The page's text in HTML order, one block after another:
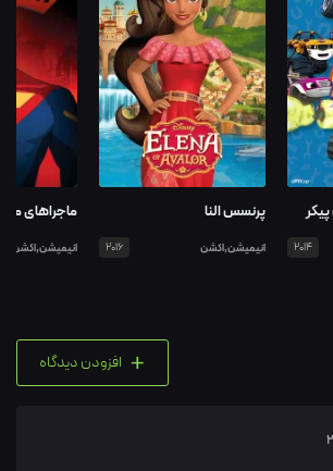
2014
پرنسس النا
انیمیشن,اکشن 2016
ماجراهای
انیمیشن,اکشن
+ افزودن دیدگاه